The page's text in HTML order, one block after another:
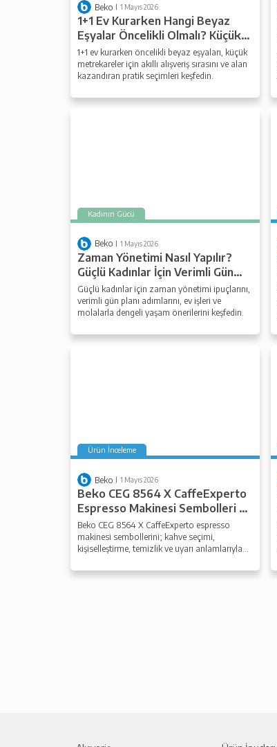
1+1 Ev Kurarken Hangi Beyaz
Eşyalar Öncelikli Olmalı? Küçük
Metrekareler İçin Akıllı Liste
1+1 ev kurarken öncelikli beyaz eşyaları, küçük
metrekareler için akıllı alışveriş sırasını ve alan
kazandıran pratik seçimleri keşfedin.
Beko 1 Mayıs 2026
Kadının Gücü
Zaman Yönetimi Nasıl Yapılır?
Güçlü Kadınlar İçin Verimli Gün
Planı
Güçlü kadınlar için zaman yönetimi ipuçlarını,
verimli gün planı adımlarını, ev işleri ve
molalarla dengeli yaşam önerilerini keşfedin.
Beko 1 Mayıs 2026
Ürün İnceleme
Beko CEG 8564 X CaffeExperto
Espresso Makinesi Sembolleri ve
Anlamları
Beko CEG 8564 X CaffeExperto espresso
makinesi sembollerini; kahve seçimi,
kişiselleştirme, temizlik ve uyarı anlamlarıyla
Beko 1 Mayıs 2026